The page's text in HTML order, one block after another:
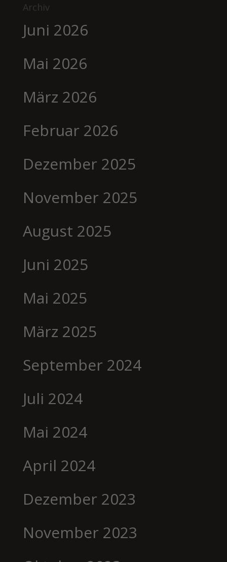
Archiv
Juni 2026
Mai 2026
März 2026
Februar 2026
Dezember 2025
November 2025
August 2025
Juni 2025
Mai 2025
März 2025
September 2024
Juli 2024
Mai 2024
April 2024
Dezember 2023
November 2023